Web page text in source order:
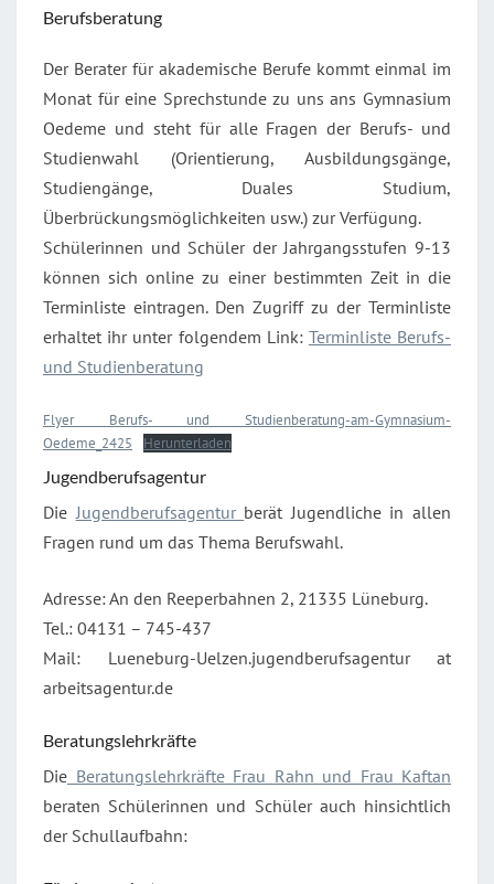
Berufsberatung
Der Berater für akademische Berufe kommt einmal im
Monat für eine Sprechstunde zu uns ans Gymnasium
Oedeme und steht für alle Fragen der Berufs- und
Studienwahl (Orientierung, Ausbildungsgänge,
Studiengänge, Duales Studium,
Überbrückungsmöglichkeiten usw.) zur Verfügung.
Schülerinnen und Schüler der Jahrgangsstufen 9-13
können sich online zu einer bestimmten Zeit in die
Terminliste eintragen. Den Zugriff zu der Terminliste
erhaltet ihr unter folgendem Link: Terminliste Berufs-
und Studienberatung
Flyer Berufs- und Studienberatung-am-Gymnasium-
Oedeme_2425
Herunterladen
Jugendberufsagentur
DieJugendberufsagentur berät Jugendliche in allen
Fragen rund um das Thema Berufswahl.
Adresse: An den Reeperbahnen 2, 21335 Lüneburg.
Tel.: 04131 – 745-437
Mail: Lueneburg-Uelzen.jugendberufsagentur at
arbeitsagentur.de
Beratungslehrkräfte
Die Beratungslehrkräfte Frau Rahn und Frau Kaftan
beraten Schülerinnen und Schüler auch hinsichtlich
der Schullaufbahn: